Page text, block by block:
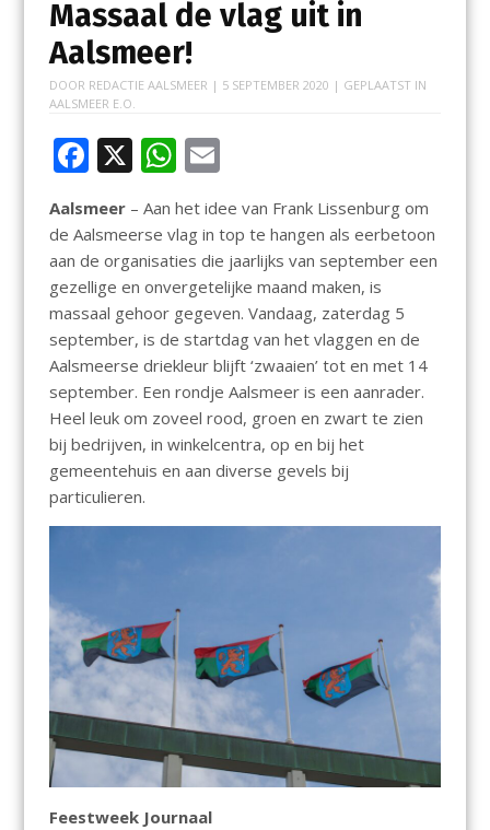
Massaal de vlag uit in
Aalsmeer!
DOOR REDACTIE AALSMEER | 5 SEPTEMBER 2020 | GEPLAATST IN
AALSMEER E.O.
F
e
b
o
o
k
X W
h
at
s
A
p
p
E
ai
l
Aalsmeer– Aan het idee van Frank Lissenburg om
de Aalsmeerse vlag in top te hangen als eerbetoon
aan de organisaties die jaarlijks van september een
gezellige en onvergetelijke maand maken, is
massaal gehoor gegeven. Vandaag, zaterdag 5
september, is de startdag van het vlaggen en de
Aalsmeerse driekleur blijft ‘zwaaien’ tot en met 14
september. Een rondje Aalsmeer is een aanrader.
Heel leuk om zoveel rood, groen en zwart te zien
bij bedrijven, in winkelcentra, op en bij het
gemeentehuis en aan diverse gevels bij
particulieren.
Feestweek Journaal